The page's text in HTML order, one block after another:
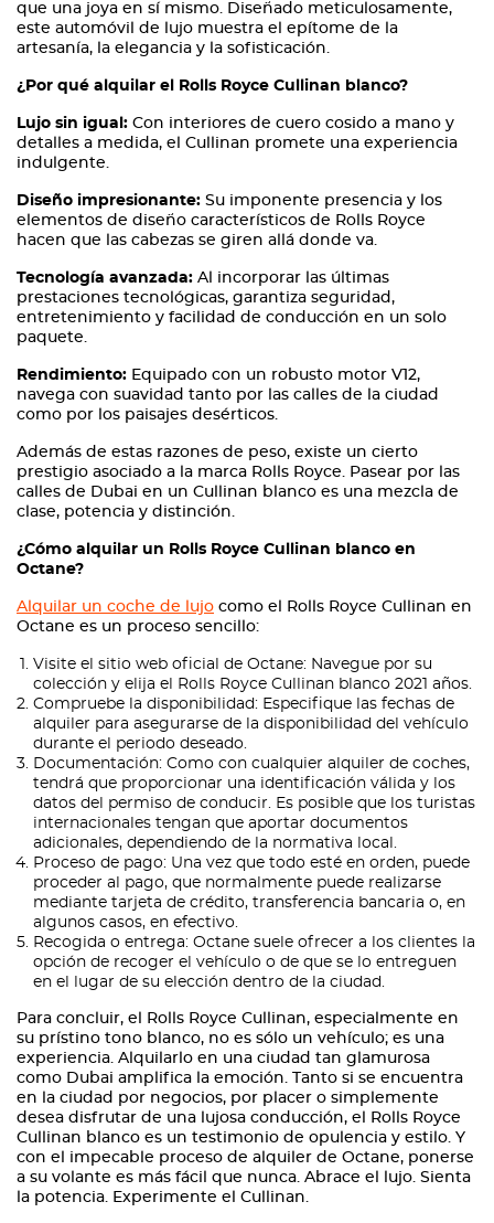
que una joya en sí mismo. Diseñado meticulosamente,
este automóvil de lujo muestra el epítome de la
artesanía, la elegancia y la sofisticación.
¿Por qué alquilar el Rolls Royce Cullinan blanco?
Lujo sin igual: Con interiores de cuero cosido a mano y
detalles a medida, el Cullinan promete una experiencia
indulgente.
Diseño impresionante: Su imponente presencia y los
elementos de diseño característicos de Rolls Royce
hacen que las cabezas se giren allá donde va.
Tecnología avanzada: Al incorporar las últimas
prestaciones tecnológicas, garantiza seguridad,
entretenimiento y facilidad de conducción en un solo
paquete.
Rendimiento: Equipado con un robusto motor V12,
navega con suavidad tanto por las calles de la ciudad
como por los paisajes desérticos.
Además de estas razones de peso, existe un cierto
prestigio asociado a la marca Rolls Royce. Pasear por las
calles de Dubai en un Cullinan blanco es una mezcla de
clase, potencia y distinción.
¿Cómo alquilar un Rolls Royce Cullinan blanco en
Octane?
Alquilar un coche de lujo como el Rolls Royce Cullinan en
Octane es un proceso sencillo:
Visite el sitio web oficial de Octane: Navegue por su
colección y elija el Rolls Royce Cullinan blanco 2021 años.
Compruebe la disponibilidad: Especifique las fechas de
alquiler para asegurarse de la disponibilidad del vehículo
durante el periodo deseado.
Documentación: Como con cualquier alquiler de coches,
tendrá que proporcionar una identificación válida y los
datos del permiso de conducir. Es posible que los turistas
internacionales tengan que aportar documentos
adicionales, dependiendo de la normativa local.
Proceso de pago: Una vez que todo esté en orden, puede
proceder al pago, que normalmente puede realizarse
mediante tarjeta de crédito, transferencia bancaria o, en
algunos casos, en efectivo.
Recogida o entrega: Octane suele ofrecer a los clientes la
opción de recoger el vehículo o de que se lo entreguen
en el lugar de su elección dentro de la ciudad.
Para concluir, el Rolls Royce Cullinan, especialmente en
su prístino tono blanco, no es sólo un vehículo; es una
experiencia. Alquilarlo en una ciudad tan glamurosa
como Dubai amplifica la emoción. Tanto si se encuentra
en la ciudad por negocios, por placer o simplemente
desea disfrutar de una lujosa conducción, el Rolls Royce
Cullinan blanco es un testimonio de opulencia y estilo. Y
con el impecable proceso de alquiler de Octane, ponerse
a su volante es más fácil que nunca. Abrace el lujo. Sienta
la potencia. Experimente el Cullinan.